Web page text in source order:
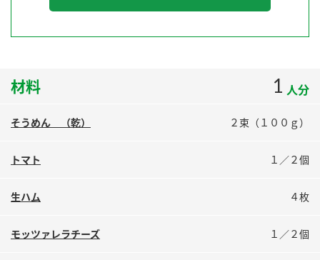
お酢を知ろう！
すしラボ
納豆の豆知識
ロングセラー商品 ＋ おすすめレシピ
ミツカン公式通販
材料 1 人分
そうめん （乾） ２束（１００ｇ）
トマト １／２個
生ハム ４枚
モッツァレラチーズ １／２個